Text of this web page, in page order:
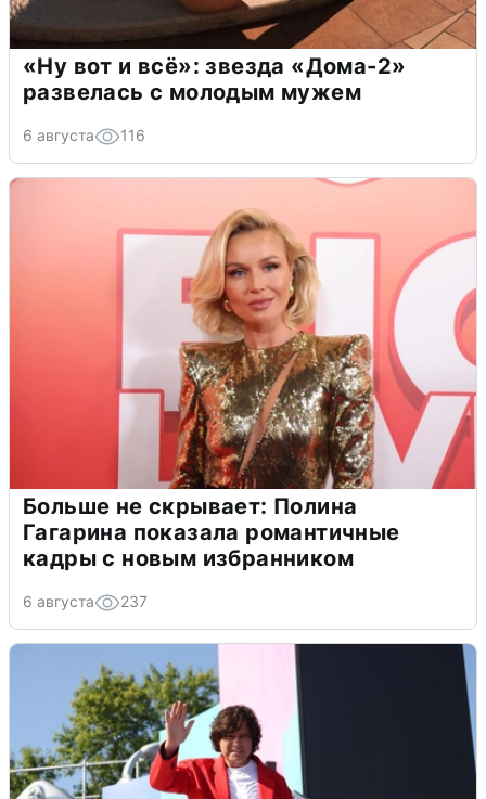
«Ну вот и всё»: звезда «Дома-2»
развелась с молодым мужем
6 августа 116
Больше не скрывает: Полина
Гагарина показала романтичные
кадры с новым избранником
6 августа 237